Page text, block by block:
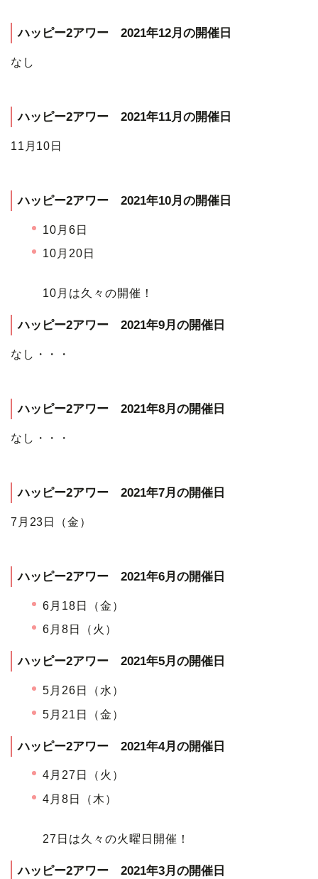
ハッピー2アワー 2021年12月の開催日
なし
ハッピー2アワー 2021年11月の開催日
11月10日
ハッピー2アワー 2021年10月の開催日
10月6日
10月20日
10月は久々の開催！
ハッピー2アワー 2021年9月の開催日
なし・・・
ハッピー2アワー 2021年8月の開催日
なし・・・
ハッピー2アワー 2021年7月の開催日
7月23日（金）
ハッピー2アワー 2021年6月の開催日
6月18日（金）
6月8日（火）
ハッピー2アワー 2021年5月の開催日
5月26日（水）
5月21日（金）
ハッピー2アワー 2021年4月の開催日
4月27日（火）
4月8日（木）
27日は久々の火曜日開催！
ハッピー2アワー 2021年3月の開催日